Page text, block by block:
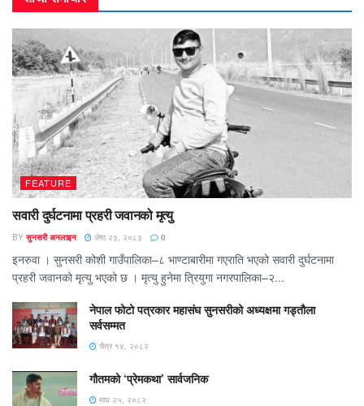
FEATURE
सवारी दुर्घटनामा प्रहरी जवानको मृत्यु
BY सुनसरी अनलाइन जेष्ठ २३, २०८३ 0
इनरुवा । सुनसरी कोशी गाउँपालिका–८ भाण्टाबारीमा गएराति भएको सवारी दुर्घटनामा
प्रहरी जवानको मृत्यु भएको छ । मृत्यु हुनेमा त्रियुगा नगरपालिका–२...
नेपाल फोटो पत्रकार महासंघ सुनसरीको अध्यक्षमा गड्ताैला
सर्वसम्मत
चैत्र १४, २०८२
गौतमको ‘प्रेमकथा’ सार्वजनिक
माघ २५, २०८२